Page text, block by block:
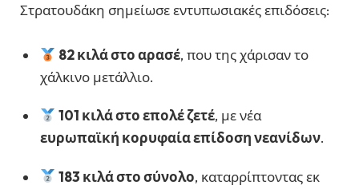
Στρατουδάκη σημείωσε εντυπωσιακές επιδόσεις:
82 κιλά στο αρασέ, που της χάρισαν το
χάλκινο μετάλλιο.
101 κιλά στο επολέ ζετέ, με νέα
ευρωπαϊκή κορυφαία επίδοση νεανίδων.
183 κιλά στο σύνολο, καταρρίπτοντας εκ